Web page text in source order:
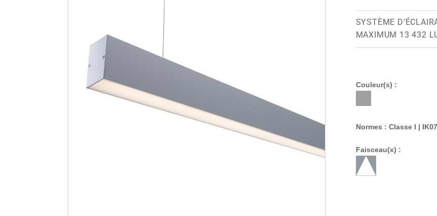
SYSTÈME
MAXIMUM 13 432
Couleur(s) :
Normes : Classe I |
Faisceau(x) :